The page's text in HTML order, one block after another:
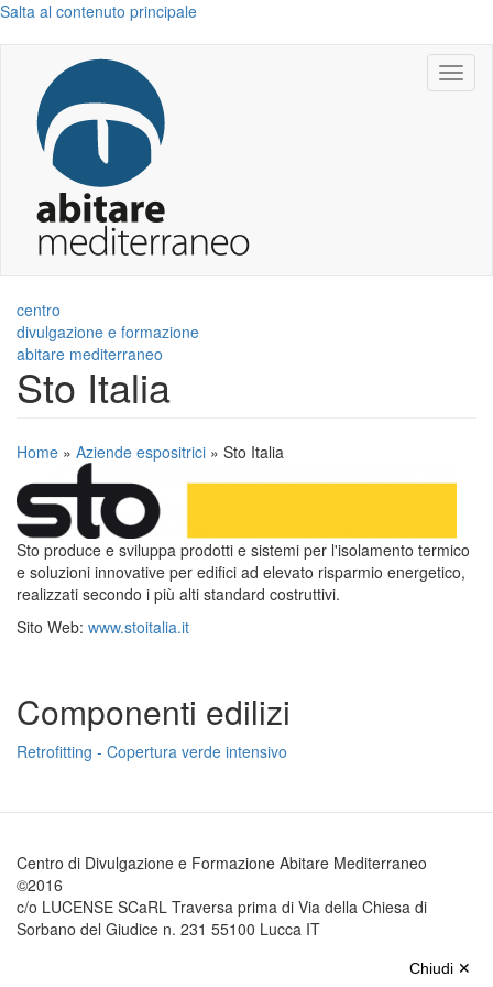
Salta al contenuto principale
centro
divulgazione e formazione
abitare mediterraneo
Sto Italia
Home » Aziende espositrici » Sto Italia
Sto produce e sviluppa prodotti e sistemi per l'isolamento termico
e soluzioni innovative per edifici ad elevato risparmio energetico,
realizzati secondo i più alti standard costruttivi.
Sito Web: www.stoitalia.it
Componenti edilizi
Retrofitting - Copertura verde intensivo
Centro di Divulgazione e Formazione Abitare Mediterraneo
©2016
c/o LUCENSE SCaRL Traversa prima di Via della Chiesa di
Sorbano del Giudice n. 231 55100 Lucca IT
Chiudi ✕